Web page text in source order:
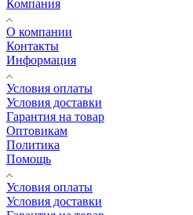
Компания
О компании
Контакты
Информация
Условия оплаты
Условия доставки
Гарантия на товар
Оптовикам
Политика
Помощь
Условия оплаты
Условия доставки